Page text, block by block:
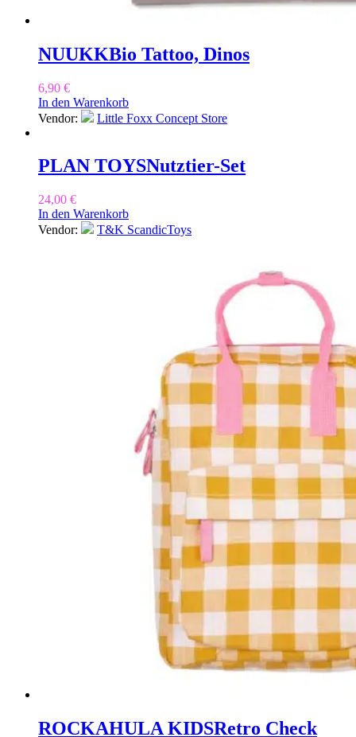
NUUKKBio Tattoo, Dinos
6,90 €
In den Warenkorb
Vendor:
Little Foxx Concept Store
PLAN TOYSNutztier-Set
24,00 €
In den Warenkorb
Vendor:
T&K ScandicToys
ROCKAHULA KIDSRetro Check